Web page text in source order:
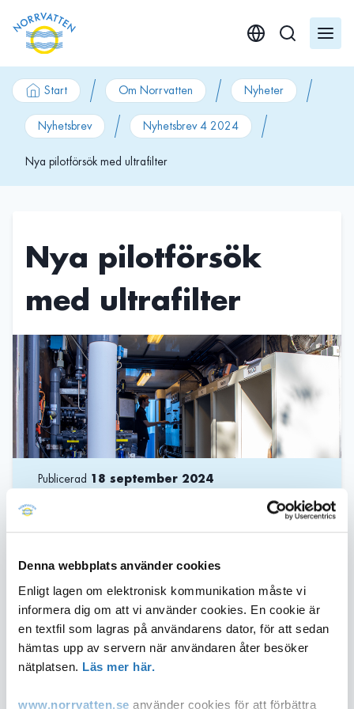
Denna webbplats använder cookies
Enligt lagen om elektronisk kommunikation måste vi
informera dig om att vi använder cookies. En cookie är
en textfil som lagras på användarens dator, för att sedan
hämtas upp av servern när användaren åter besöker
nätplatsen. Läs mer här.
www.norrvatten.se använder cookies för att förbättra
Start Om Norrvatten Nyheter
Nyhetsbrev Nyhetsbrev 4 2024
Nya pilotförsök med ultrafilter
Nya pilotförsök
med ultrafilter
Publicerad 18 september 2024
Nu är Norrvattens nya pilotanläggning i
kommer Norrvatten genomföra
pilotförsök som ska testa direktfällning på
ultrafilter. De nya pilotförsöken kommer
testa den processlösning som nu föreslås i
Norrvattens framtida anläggning, där
råvatten filtreras genom